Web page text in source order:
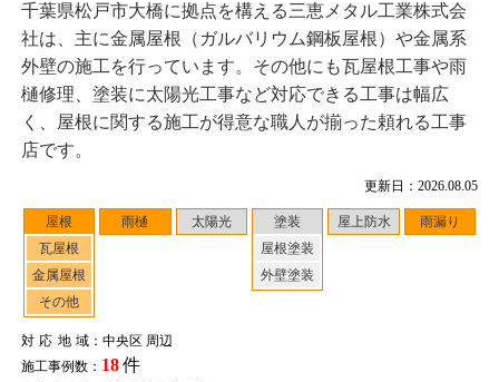
更新日：2026.08.05
屋根
瓦屋根
金属屋根
その他
雨樋 太陽光
塗装
屋根塗装
外壁塗装
屋上防水 雨漏り
対応地域：中央区 周辺
施工事例数： 18件
千葉県松戸市大橋に拠点を構える三恵メタル工業株式会
社は、主に金属屋根（ガルバリウム鋼板屋根）や金属系
外壁の施工を行っています。その他にも瓦屋根工事や雨
樋修理、塗装に太陽光工事など対応できる工事は幅広
く、屋根に関する施工が得意な職人が揃った頼れる工事
店です。